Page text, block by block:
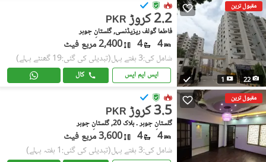
مقبول ترین
22
1
PKR 2.2 کروڑ
فاطما گولف ریزیڈنسی, گلستانِ جوہر
4
4 2,400 مربع فیٹ
شامل کی:3 ہفتے پہل (تبدیلی کی گئی:19 گھنٹے پہلے)
ایس ایم ایس کال
مقبول ترین
PKR 3.5 کروڑ
گلستانِِ جوہر ۔ بلاک 20, گلستانِ جوہر
4
4 3,600 مربع فیٹ
شامل کی:3 ہفتے پہل (تبدیلی کی گئی:1 ہفتہ پہلے)